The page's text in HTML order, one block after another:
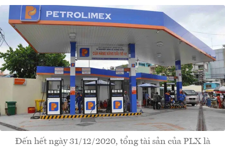
Đến hết ngày 31/12/2020, tổng tài sản của PLX là